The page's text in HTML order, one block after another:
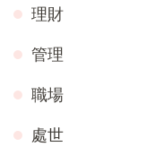
理財
管理
職場
處世